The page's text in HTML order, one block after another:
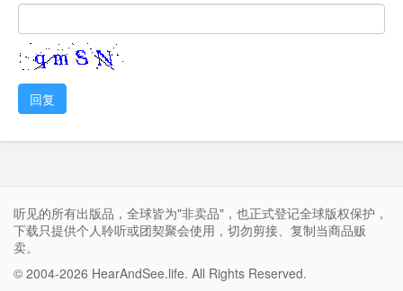
回复
听见的所有出版品，全球皆为"非卖品"，也正式登记全球版权保护，
下载只提供个人聆听或团契聚会使用，切勿剪接、复制当商品贩
卖。
© 2004-2026 HearAndSee.life. All Rights Reserved.